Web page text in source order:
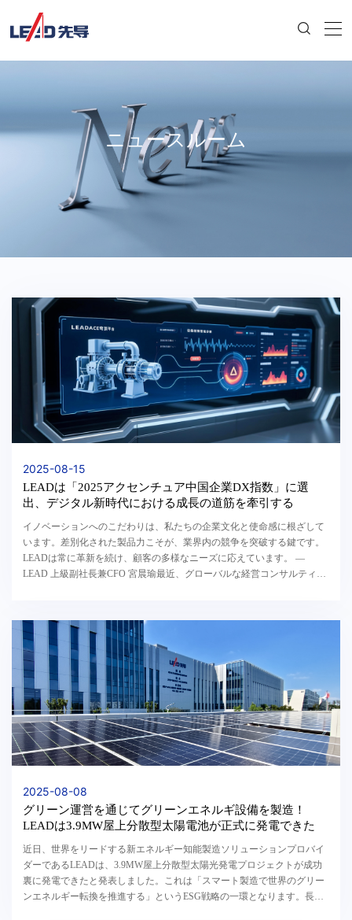
ニュースルーム
2025-08-15
LEADは「2025アクセンチュア中国企業DX指数」に選
出、デジタル新時代における成長の道筋を牽引する
イノベーションへのこだわりは、私たちの企業文化と使命感に根ざして
います。差別化された製品力こそが、業界内の競争を突破する鍵です。
LEADは常に革新を続け、顧客の多様なニーズに応えています。 —
LEAD 上級副社長兼CFO 宮晨瑜最近、グローバルな経営コンサルティン
2025-08-08
グリーン運営を通じてグリーンエネルギ設備を製造！
LEADは3.9MW屋上分散型太陽電池が正式に発電できた
近日、世界をリードする新エネルギー知能製造ソリューションプロバイ
ダーであるLEADは、3.9MW屋上分散型太陽光発電プロジェクトが成功
裏に発電できたと発表しました。これは「スマート製造で世界のグリー
ンエネルギー転換を推進する」というESG戦略の一環となります。長年